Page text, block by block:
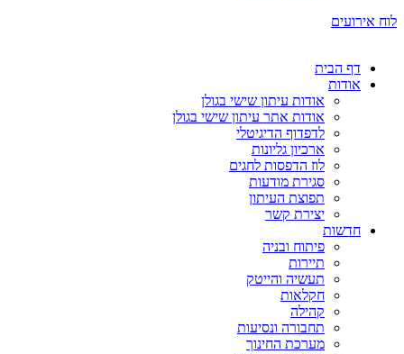
לוח אירועים
דף הבית
אודות
אודות עיתון שישי בגולן
אודות אתר עיתון שישי בגולן
לדפדוף הדיגיטלי
ארכיון גליונות
לוז הדפסות לחגים
סגירת מודעות
תפוצת העיתון
יצירת קשר
חדשות
פיתוח ובניה
תיירות
תעשיה והייטק
חקלאות
קהילה
תחבורה ונסיעות
מערכת החינוך